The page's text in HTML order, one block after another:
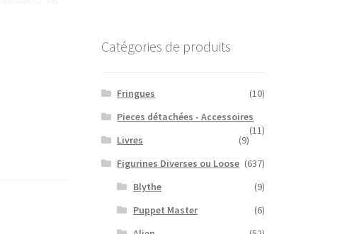
Catégories de produits
Fringues
(10)
Pieces détachées - Accessoires
(11)
Livres
(9)
Figurines Diverses ou Loose (637)
Blythe
(9)
Puppet Master
(6)